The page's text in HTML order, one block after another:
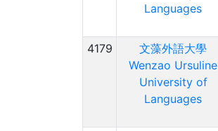
Languages
4179
文藻外語大學
Wenzao Ursuline
University of
Languages